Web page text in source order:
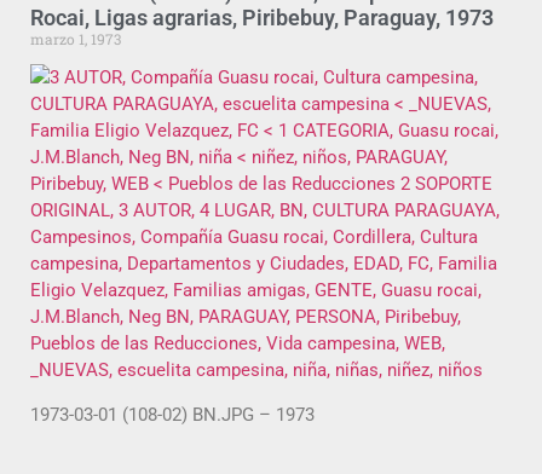
Rocai, Ligas agrarias, Piribebuy, Paraguay, 1973
marzo 1, 1973
1973-03-01 (108-02) BN.JPG – 1973